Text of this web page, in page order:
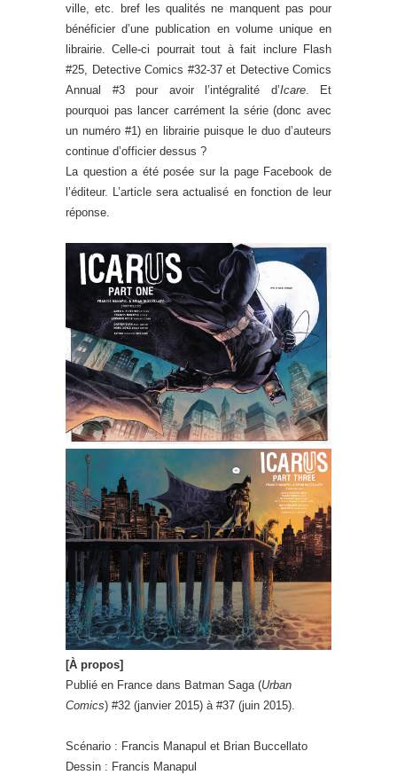
ville, etc. bref les qualités ne manquent pas pour
bénéficier d’une publication en volume unique en
librairie. Celle-ci pourrait tout à fait inclure Flash
#25, Detective Comics #32-37 et Detective Comics
Annual #3 pour avoir l’intégralité d’Icare. Et
pourquoi pas lancer carrément la série (donc avec
un numéro #1) en librairie puisque le duo d’auteurs
continue d’officier dessus ?
La question a été posée sur la page Facebook de
l’éditeur. L’article sera actualisé en fonction de leur
réponse.
[À propos]
Publié en France dans Batman Saga (Urban
Comics) #32 (janvier 2015) à #37 (juin 2015).
Scénario : Francis Manapul et Brian Buccellato
Dessin : Francis Manapul